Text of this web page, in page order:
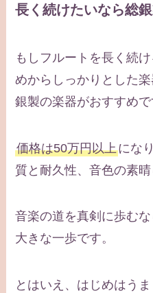
長く続けたいなら総
もしフルートを長く続
めからしっかりとした
銀製の楽器がおすすめで
価格は50万円以上にな
質と耐久性、音色の素
音楽の道を真剣に歩む
大きな一歩です。
とはいえ、はじめはう